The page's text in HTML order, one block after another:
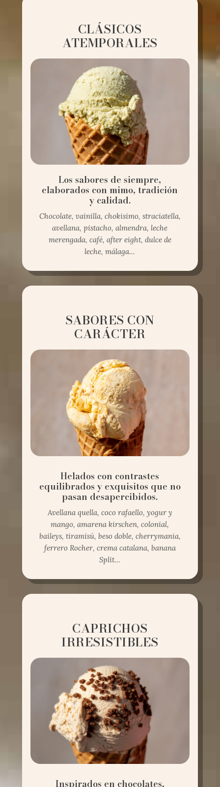
CLÁSICOS
ATEMPORALES
Los sabores de siempre,
elaborados con mimo, tradición
y calidad.
Chocolate, vainilla, chokisimo, straciatella,
avellana, pistacho, almendra, leche
merengada, café, after eight, dulce de
leche, málaga…
SABORES CON
CARÁCTER
Helados con contrastes
equilibrados y exquisitos que no
pasan desapercibidos.
Avellana quella, coco rafaello, yogur y
mango, amarena kirschen, colonial,
baileys, tiramisú, beso doble, cherrymania,
ferrero Rocher, crema catalana, banana
Split…
CAPRICHOS
IRRESISTIBLES
Inspirados en chocolates,